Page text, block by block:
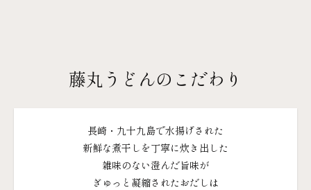
藤丸うどんのこだわり
長崎・​九十九島で​水揚げされた
新鮮な​煮干しを​丁寧に​炊き出した
雑味の​ない​澄んだ​旨味が
ぎゅっと​凝縮された​おだしは